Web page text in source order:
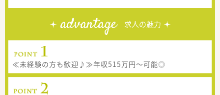
advantage 求人の魅力
≪未経験の方も歓迎♪≫年収515万円～可能◎